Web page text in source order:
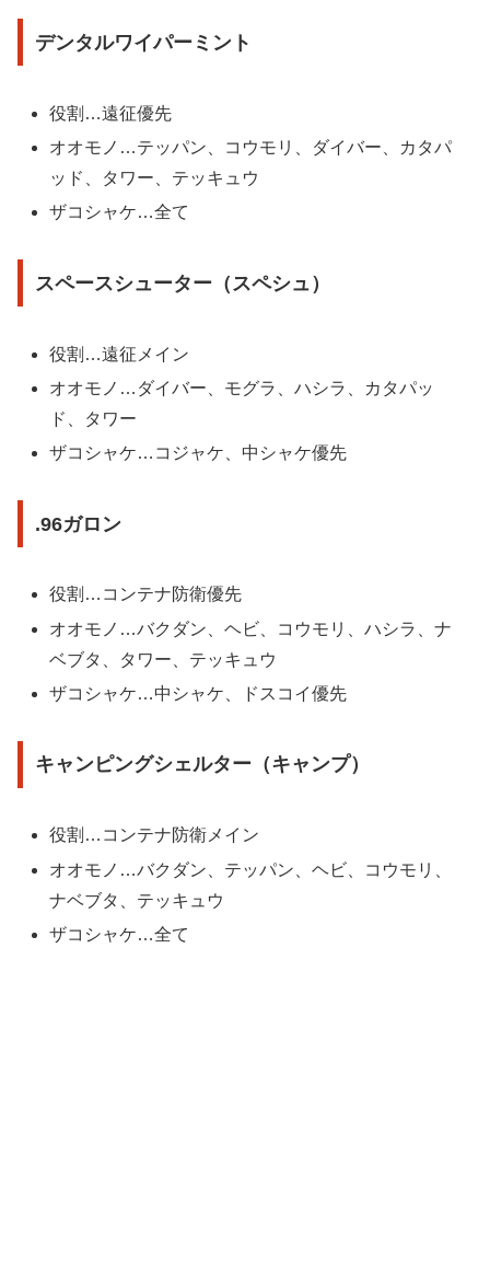
デンタルワイパーミント
役割…遠征優先
オオモノ…テッパン、コウモリ、ダイバー、カタパ
ッド、タワー、テッキュウ
ザコシャケ…全て
スペースシューター（スペシュ）
役割…遠征メイン
オオモノ…ダイバー、モグラ、ハシラ、カタパッ
ド、タワー
ザコシャケ…コジャケ、中シャケ優先
.96ガロン
役割…コンテナ防衛優先
オオモノ…バクダン、ヘビ、コウモリ、ハシラ、ナ
ベブタ、タワー、テッキュウ
ザコシャケ…中シャケ、ドスコイ優先
キャンピングシェルター（キャンプ）
役割…コンテナ防衛メイン
オオモノ…バクダン、テッパン、ヘビ、コウモリ、
ナベブタ、テッキュウ
ザコシャケ…全て